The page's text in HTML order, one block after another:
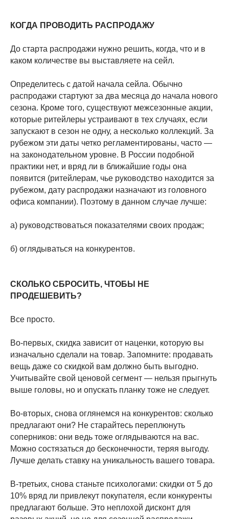
КОГДА ПРОВОДИТЬ РАСПРОДАЖУ
До старта распродажи нужно решить, когда, что и в
каком количестве вы выставляете на сейл.
Определитесь с датой начала сейла. Обычно
распродажи стартуют за два месяца до начала нового
сезона. Кроме того, существуют межсезонные акции,
которые ритейлеры устраивают в тех случаях, если
запускают в сезон не одну, а несколько коллекций. За
рубежом эти даты четко регламентированы, часто —
на законодательном уровне. В России подобной
практики нет, и вряд ли в ближайшие годы она
появится (ритейлерам, чье руководство находится за
рубежом, дату распродажи назначают из головного
офиса компании). Поэтому в данном случае лучше:
а) руководствоваться показателями своих продаж;
б) оглядываться на конкурентов.
СКОЛЬКО СБРОСИТЬ, ЧТОБЫ НЕ
ПРОДЕШЕВИТЬ?
Все просто.
Во-первых, скидка зависит от наценки, которую вы
изначально сделали на товар. Запомните: продавать
вещь даже со скидкой вам должно быть выгодно.
Учитывайте свой ценовой сегмент — нельзя прыгнуть
выше головы, но и опускать планку тоже не следует.
Во-вторых, снова оглянемся на конкурентов: сколько
предлагают они? Не старайтесь переплюнуть
соперников: они ведь тоже оглядываются на вас.
Можно состязаться до бесконечности, теряя выгоду.
Лучше делать ставку на уникальность вашего товара.
В-третьих, снова станьте психологами: скидки от 5 до
10% вряд ли привлекут покупателя, если конкуренты
предлагают больше. Это неплохой дисконт для